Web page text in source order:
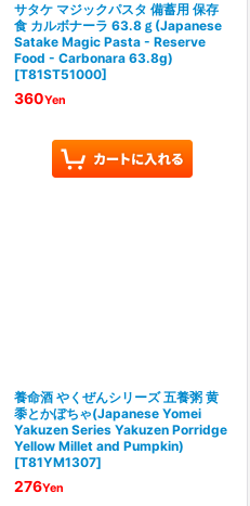
サタケ マジックパスタ 備蓄用 保存
食 カルボナーラ 63.8ｇ(Japanese
Satake Magic Pasta - Reserve
Food - Carbonara 63.8g)
[T81ST51000]
360Yen
養命酒 やくぜんシリーズ 五養粥 黄
黍とかぼちゃ(Japanese Yomei
Yakuzen Series Yakuzen Porridge
Yellow Millet and Pumpkin)
[T81YM1307]
276Yen